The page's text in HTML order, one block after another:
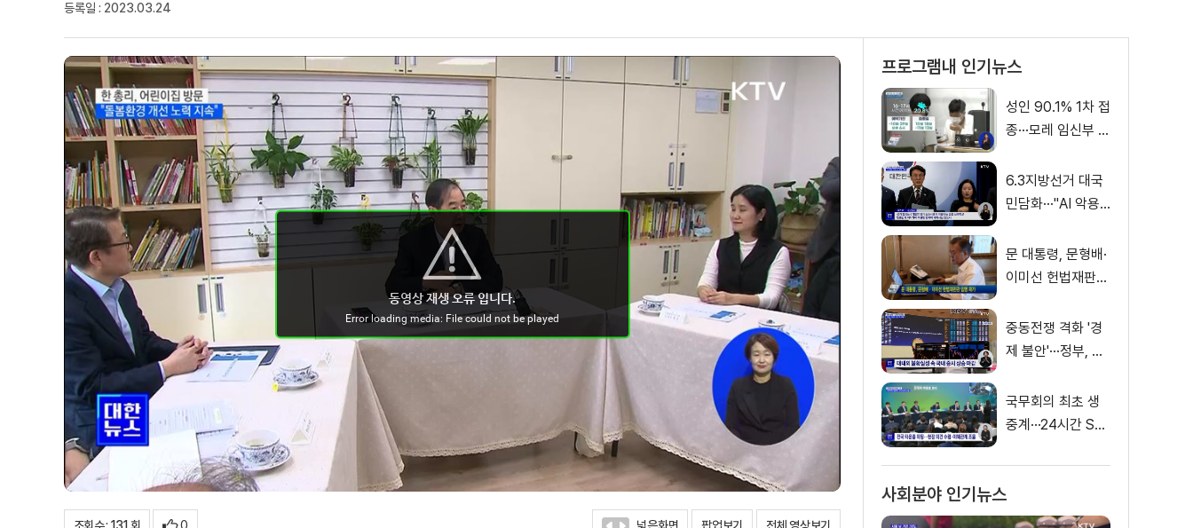
등록일 : 2023.03.24
프로그램내 인기뉴스
성인 90.1% 1차 접
종···모레 임신부 사
6.3지방선거 대국
민담화···"AI 악용
문 대통령, 문형배·
이미선 헌법재판관
중동전쟁 격화 '경
제 불안'···정부, 금
소화
국무회의 최초 생
중계···24시간 SN
사회분야 인기뉴스